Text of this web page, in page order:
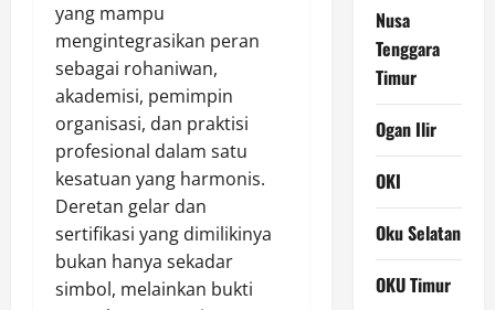
yang mampu
mengintegrasikan peran
sebagai rohaniwan,
akademisi, pemimpin
organisasi, dan praktisi
profesional dalam satu
kesatuan yang harmonis.
Deretan gelar dan
sertifikasi yang dimilikinya
bukan hanya sekadar
simbol, melainkan bukti
Nusa
Tenggara
Timur
Ogan Ilir
OKI
Oku Selatan
OKU Timur